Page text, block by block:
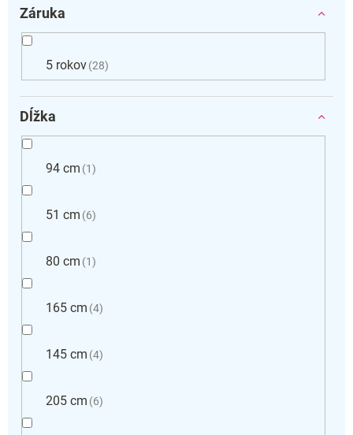
Záruka
5 rokov 28
Dĺžka
94 cm 1
51 cm 6
80 cm 1
165 cm 4
145 cm 4
205 cm 6